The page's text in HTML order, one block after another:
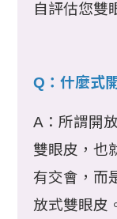
自評估您雙
Q：什麼式
A：所謂開
雙眼皮，也
有交會，而
放式雙眼皮